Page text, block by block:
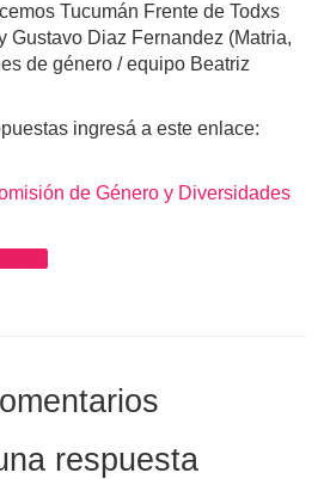
Tucumán Frente de Todxs
Gustavo Diaz Fernandez (Matria,
de género / equipo Beatriz
ingresá a este enlace:
de Género y Diversidades
respuesta